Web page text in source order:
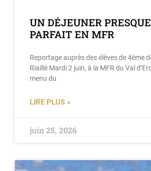
UN DÉJEUNER PRESQUE
PARFAIT EN MFR
Reportage auprès des élèves de 4ème
Riaillé Mardi 2 juin, à la MFR du Val
menu du
LIRE PLUS »
juin 25, 2026